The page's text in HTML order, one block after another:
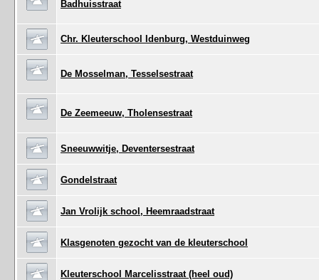
Badhuisstraat
Chr. Kleuterschool Idenburg, Westduinweg
De Mosselman, Tesselsestraat
De Zeemeeuw, Tholensestraat
Sneeuwwitje, Deventersestraat
Gondelstraat
Jan Vrolijk school, Heemraadstraat
Klasgenoten gezocht van de kleuterschool
Kleuterschool Marcelisstraat (heel oud)